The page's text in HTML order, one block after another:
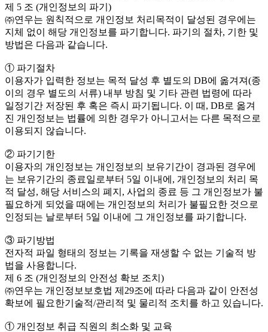
제 5 조 (개인정보의 파기)
㈜연우는 원칙적으로 개인정보 처리목적이 달성된 경우에는
지체 없이 해당 개인정보를 파기합니다. 파기의 절차, 기한 및
방법은 다음과 같습니다.
① 파기절차
이용자가 입력한 정보는 목적 달성 후 별도의 DB에 옮겨져(종
이의 경우 별도의 서류) 내부 방침 및 기타 관련 법령에 따라
일정기간 저장된 후 혹은 즉시 파기됩니다. 이 때, DB로 옮겨
진 개인정보는 법률에 의한 경우가 아니고서는 다른 목적으로
이용되지 않습니다.
② 파기기한
이용자의 개인정보는 개인정보의 보유기간이 경과된 경우에
는 보유기간의 종료일로부터 5일 이내에, 개인정보의 처리 목
적 달성, 해당 서비스의 폐지, 사업의 종료 등 그 개인정보가 불
필요하게 되었을 때에는 개인정보의 처리가 불필요한 것으로
인정되는 날로부터 5일 이내에 그 개인정보를 파기합니다.
③ 파기방법
전자적 파일 형태의 정보는 기록을 재생할 수 없는 기술적 방
법을 사용합니다.
제 6 조 (개인정보의 안전성 확보 조치)
㈜연우는 개인정보보호법 제29조에 따라 다음과 같이 안전성
확보에 필요한기술적/관리적 및 물리적 조치를 하고 있습니다.
① 개인정보 취급 직원의 최소화 및 교육